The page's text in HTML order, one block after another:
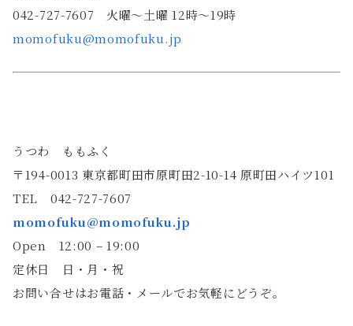
042-727-7607 火曜〜土曜 12時〜19時
momofuku@momofuku.jp
うつわ ももふく
〒194-0013 東京都町田市原町田2-10-14 原町田ハイツ101
TEL 042-727-7607
momofuku@momofuku.jp
Open 12:00 – 19:00
定休日 日・月・祝
お問い合せはお電話・メールでお気軽にどうぞ。